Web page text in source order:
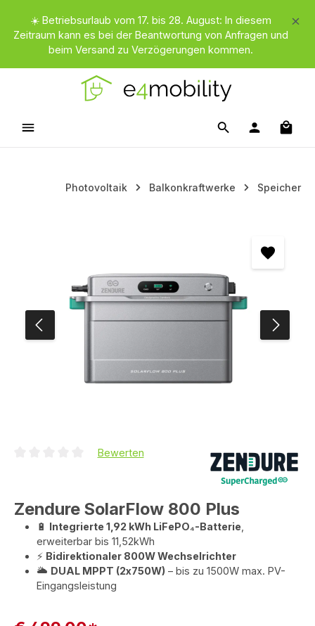
Zum Hauptinhalt springen
☀️ Betriebsurlaub vom 17. bis 28. August: In diesem
Zeitraum kann es bei der Beantwortung von Anfragen und
beim Versand zu Verzögerungen kommen.
Photovoltaik Balkonkraftwerke Speicher
Durchschnittliche Bewertung von 0 von 5 Sternen
Bewerten
Zendure SolarFlow 800 Plus
🔋 Integrierte 1,92 kWh LiFePO₄-Batterie
erweiterbar bis 11,52kWh
⚡ Bidirektionaler 800W Wechselrichter
🌥️ DUAL MPPT (2x750W) – bis zu 1500W max. PV-
Eingangsleistung